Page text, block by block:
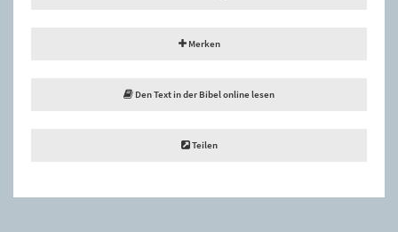
Merken
Den Text in der Bibel online lesen
Teilen